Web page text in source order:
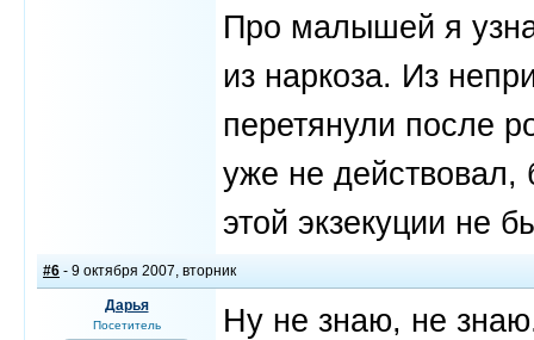
Про малышей я
из наркоза. Из
перетянули после
уже не действовал,
этой экзекуции не
#6 - 9 октября 2007, вторник
Дарья
Посетитель
Ну не знаю, не